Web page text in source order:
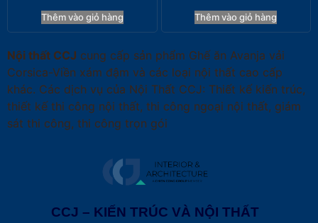
Thêm vào giỏ hàng Thêm vào giỏ hàng
Nội thất CCJ cung cấp sản phẩm Ghế ăn Avanja vải
Corsica-Viền xám đậm và các loại nội thất cao cấp
khác. Các dịch vụ của Nội Thất CCJ: Thiết kế kiến trúc,
thiết kế thi công nội thất, thi công ngoại nội thất, giám
sát thi công, thi công trọn gói
CCJ – KIẾN TRÚC VÀ NỘI THẤT